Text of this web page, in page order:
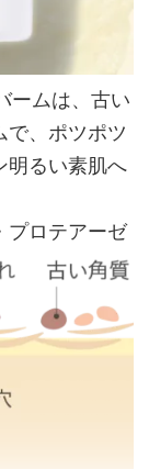
ームは、古い
で、ポツポツ
明るい素肌へ
プロテアーゼ